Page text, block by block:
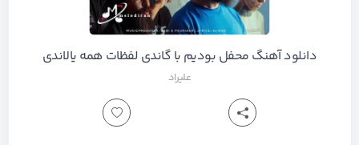
دانلود آهنگ محفل بودیم با گاندی لفظات همه یالاندی
علیراد